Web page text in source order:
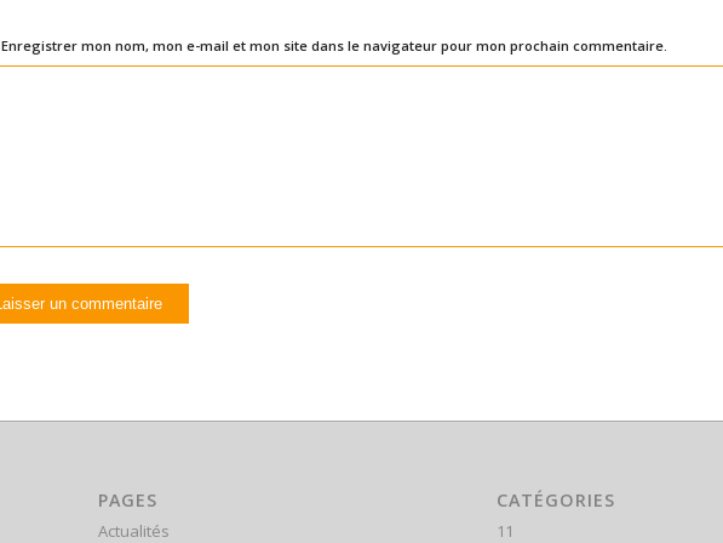
Enregistrer mon nom, mon e-mail et mon site dans le navigateur pour mon prochain commentaire.
PAGES
Actualités
CATÉGORIES
11